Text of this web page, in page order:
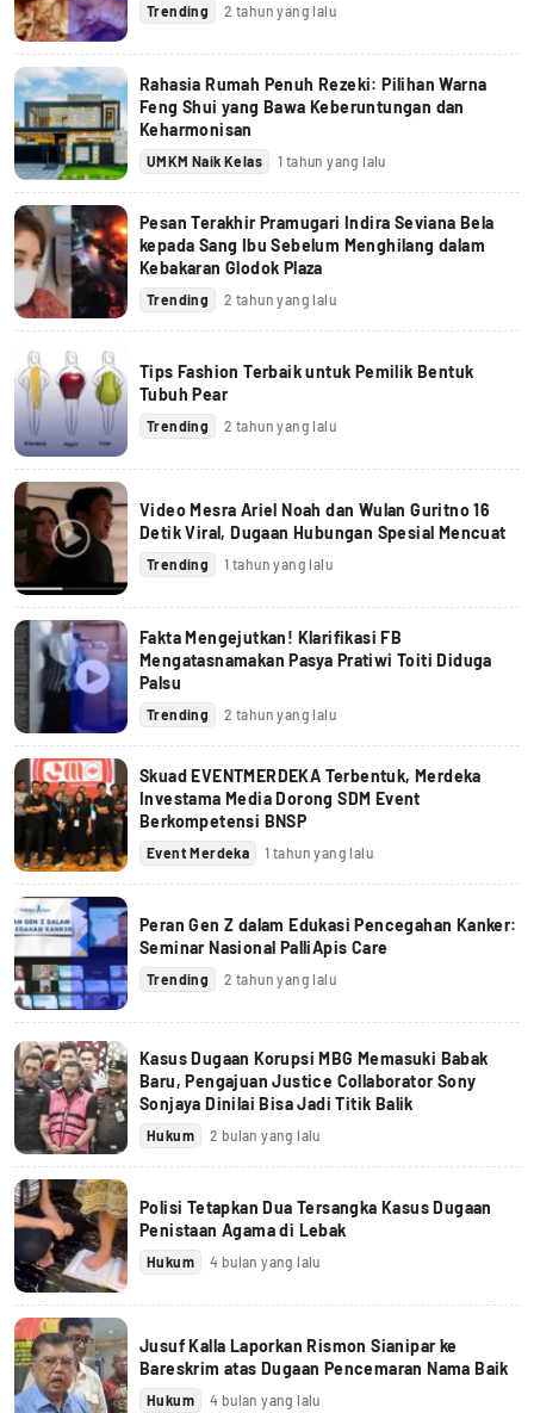
Trending 2 tahun yang lalu
Rahasia Rumah Penuh Rezeki: Pilihan Warna
Feng Shui yang Bawa Keberuntungan dan
Keharmonisan
UMKM Naik Kelas 1 tahun yang lalu
Pesan Terakhir Pramugari Indira Seviana Bela
kepada Sang Ibu Sebelum Menghilang dalam
Kebakaran Glodok Plaza
Trending 2 tahun yang lalu
Tips Fashion Terbaik untuk Pemilik Bentuk
Tubuh Pear
Trending 2 tahun yang lalu
Video Mesra Ariel Noah dan Wulan Guritno 16
Detik Viral, Dugaan Hubungan Spesial Mencuat
Trending 1 tahun yang lalu
Fakta Mengejutkan! Klarifikasi FB
Mengatasnamakan Pasya Pratiwi Toiti Diduga
Palsu
Trending 2 tahun yang lalu
Skuad EVENTMERDEKA Terbentuk, Merdeka
Investama Media Dorong SDM Event
Berkompetensi BNSP
Event Merdeka 1 tahun yang lalu
Peran Gen Z dalam Edukasi Pencegahan Kanker:
Seminar Nasional PalliApis Care
Trending 2 tahun yang lalu
Kasus Dugaan Korupsi MBG Memasuki Babak
Baru, Pengajuan Justice Collaborator Sony
Sonjaya Dinilai Bisa Jadi Titik Balik
Hukum 2 bulan yang lalu
Polisi Tetapkan Dua Tersangka Kasus Dugaan
Penistaan Agama di Lebak
Hukum 4 bulan yang lalu
Jusuf Kalla Laporkan Rismon Sianipar ke
Bareskrim atas Dugaan Pencemaran Nama Baik
Hukum 4 bulan yang lalu